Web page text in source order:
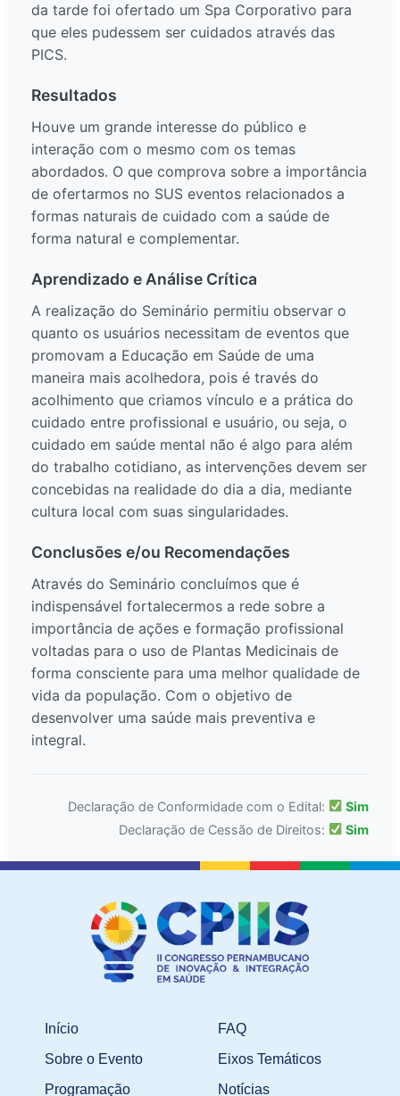
da tarde foi ofertado um Spa Corporativo para
que eles pudessem ser cuidados através das
PICS.
Resultados
Houve um grande interesse do público e
interação com o mesmo com os temas
abordados. O que comprova sobre a importância
de ofertarmos no SUS eventos relacionados a
formas naturais de cuidado com a saúde de
forma natural e complementar.
Aprendizado e Análise Crítica
A realização do Seminário permitiu observar o
quanto os usuários necessitam de eventos que
promovam a Educação em Saúde de uma
maneira mais acolhedora, pois é través do
acolhimento que criamos vínculo e a prática do
cuidado entre profissional e usuário, ou seja, o
cuidado em saúde mental não é algo para além
do trabalho cotidiano, as intervenções devem ser
concebidas na realidade do dia a dia, mediante
cultura local com suas singularidades.
Conclusões e/ou Recomendações
Através do Seminário concluímos que é
indispensável fortalecermos a rede sobre a
importância de ações e formação profissional
voltadas para o uso de Plantas Medicinais de
forma consciente para uma melhor qualidade de
vida da população. Com o objetivo de
desenvolver uma saúde mais preventiva e
integral.
Declaração de Conformidade com o Edital:
Sim
Declaração de Cessão de Direitos:
Sim
Início
Sobre o Evento
Programação
FAQ
Eixos Temáticos
Notícias